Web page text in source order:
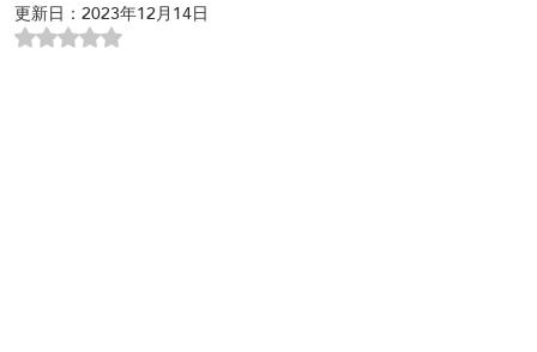
更新日：2023年12月14日
5つ星のうちNaNと評価されています。